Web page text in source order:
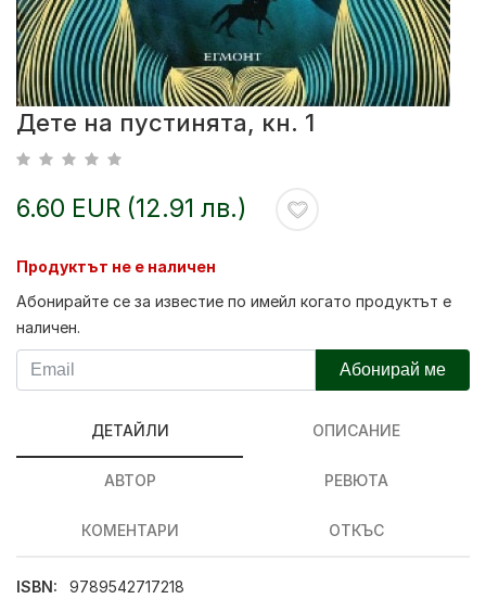
Дете на пустинята, кн. 1
6.60 EUR (12.91 лв.)
Продуктът не е наличен
Абонирайте се за известие по имейл когато продуктът е
наличен.
Абонирай ме
ДЕТАЙЛИ ОПИСАНИЕ
АВТОР РЕВЮТА
КОМЕНТАРИ ОТКЪС
ISBN:
9789542717218